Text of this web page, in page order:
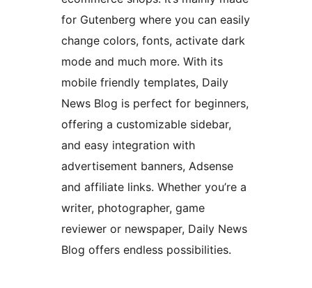
for Gutenberg where you can easily
change colors, fonts, activate dark
mode and much more. With its
mobile friendly templates, Daily
News Blog is perfect for beginners,
offering a customizable sidebar,
and easy integration with
advertisement banners, Adsense
and affiliate links. Whether you’re a
writer, photographer, game
reviewer or newspaper, Daily News
Blog offers endless possibilities.